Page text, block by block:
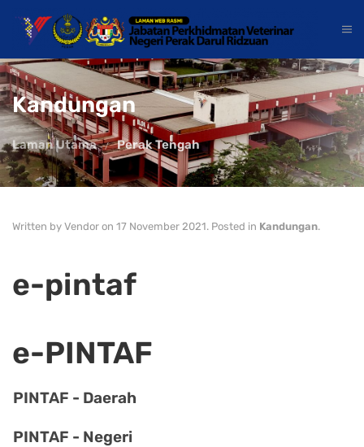
Kandungan
Laman Utama Perak Tengah
Written by Vendor on 17 November 2021. Posted in Kandungan.
e-pintaf
e-PINTAF
PINTAF - Daerah
PINTAF - Negeri